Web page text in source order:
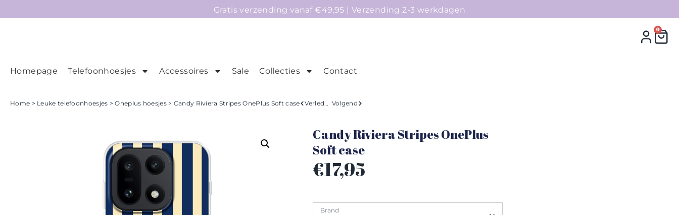
Gratis verzending vanaf €49,95 | Verzending 2-3 werkdagen
0
Homepage Telefoonhoesjes Accessoires Sale Collecties Contact
Home > Leuke telefoonhoesjes >Oneplus hoesjes> Candy Riviera Stripes OnePlus Soft case Verleden Volgend
Candy Riviera Stripes OnePlus
Soft case
€17,95
Brand